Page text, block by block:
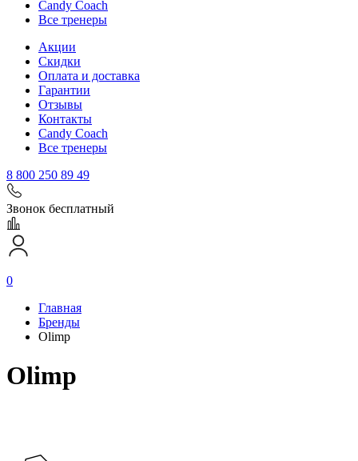
Candy Coach
Все тренеры
Акции
Скидки
Оплата и доставка
Гарантии
Отзывы
Контакты
Candy Coach
Все тренеры
8 800 250 89 49
Звонок бесплатный
0
Главная
Бренды
Olimp
Olimp